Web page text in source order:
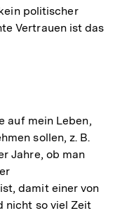
politischer
Vertrauen ist das
auf mein Leben,
sollen, z. B.
Jahre, ob man
damit einer von
nicht so viel Zeit